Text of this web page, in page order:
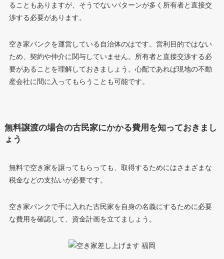
ることもありますが、そうでないパターンが多く所有者と直接交
渉する必要があります。
空き家バンクを運営している自治体のはです。営利目的ではない
ため、契約や仲介に関与していません。所有者と直接交渉する必
要があることを理解しておきましょう。心配であれば現地の不動
産会社に間に入ってもらうことも可能です。
無料譲渡の場合の古民家にかかる費用を知っておきまし
ょう
無料で空き家を譲ってもらっても、取得するためにはさまざまな
税金などの支払いが必要です。
空き家バンクで手に入れた古民家を自身の名義にするために必要
な費用を確認して、資金計画を立てましょう。